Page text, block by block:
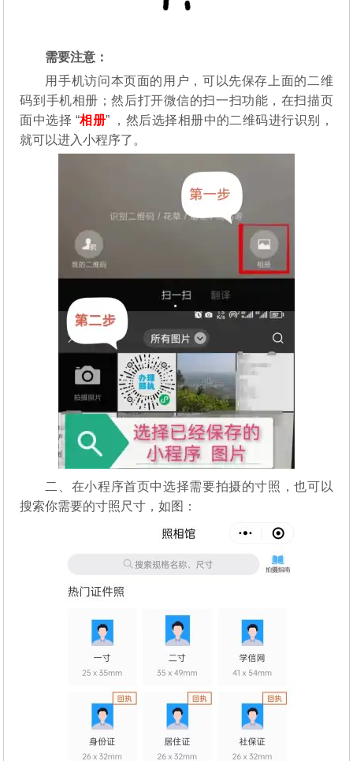
需要注意：
用手机访问本页面的用户，可以先保存上面的二维
码到手机相册；然后打开微信的扫一扫功能，在扫描页
面中选择 “相册” ，然后选择相册中的二维码进行识别，
就可以进入小程序了。
二、在小程序首页中选择需要拍摄的寸照，也可以
搜索你需要的寸照尺寸，如图：